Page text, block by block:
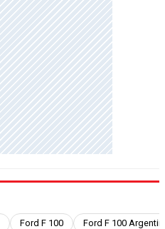
Ford F 100 Ford F 100